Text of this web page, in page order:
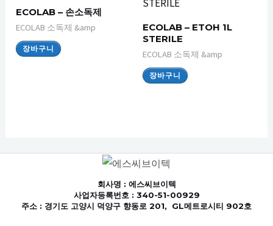
ECOLAB – 손소독제
ECOLAB 소독제 &amp
장바구니
ECOLAB – ETOH 1L
STERILE
ECOLAB 소독제 &amp
장바구니
회사명 : 에스씨브이텍
사업자등록번호 : 340-51-00929
주소 : 경기도 고양시 덕양구 향동로 201, GL메트로시티 902호